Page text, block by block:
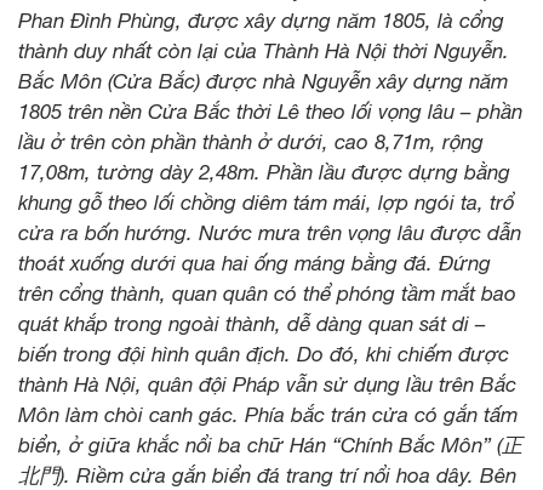
Phan Đình Phùng, được xây dựng năm 1805, là cổng
thành duy nhất còn lại của Thành Hà Nội thời Nguyễn.
Bắc Môn (Cửa Bắc) được nhà Nguyễn xây dựng năm
1805 trên nền Cửa Bắc thời Lê theo lối vọng lâu – phần
lầu ở trên còn phần thành ở dưới, cao 8,71m, rộng
17,08m, tường dày 2,48m. Phần lầu được dựng bằng
khung gỗ theo lối chồng diêm tám mái, lợp ngói ta, trổ
cửa ra bốn hướng. Nước mưa trên vọng lâu được dẫn
thoát xuống dưới qua hai ống máng bằng đá. Đứng
trên cổng thành, quan quân có thể phóng tầm mắt bao
quát khắp trong ngoài thành, dễ dàng quan sát di –
biến trong đội hình quân địch. Do đó, khi chiếm được
thành Hà Nội, quân đội Pháp vẫn sử dụng lầu trên Bắc
Môn làm chòi canh gác. Phía bắc trán cửa có gắn tấm
biển, ở giữa khắc nổi ba chữ Hán “Chính Bắc Môn” (正
北門). Riềm cửa gắn biển đá trang trí nổi hoa dây. Bên